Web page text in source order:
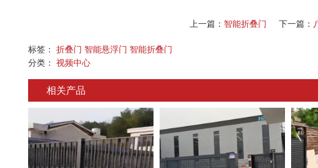
上一篇： 智能折叠门 下一篇：
标签： 折叠门 智能悬浮门 智能折叠门
分类： 视频中心
相关产品